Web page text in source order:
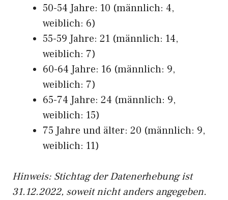
50-54 Jahre: 10 (männlich: 4,
weiblich: 6)
55-59 Jahre: 21 (männlich: 14,
weiblich: 7)
60-64 Jahre: 16 (männlich: 9,
weiblich: 7)
65-74 Jahre: 24 (männlich: 9,
weiblich: 15)
75 Jahre und älter: 20 (männlich: 9,
weiblich: 11)
Hinweis: Stichtag der Datenerhebung ist
31.12.2022, soweit nicht anders angegeben.